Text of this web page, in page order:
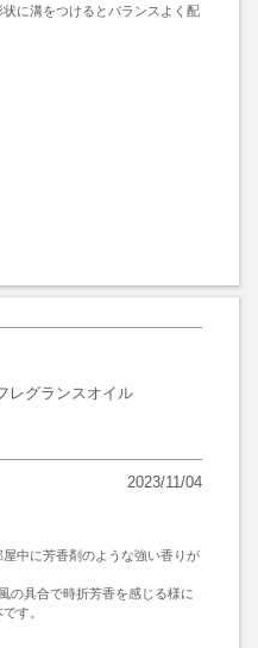
に溝をつけるとバランスよく配
レグランスオイル
2023/11/04
中に芳香剤のような強い香りが
の具合で時折芳香を感じる様に
す。